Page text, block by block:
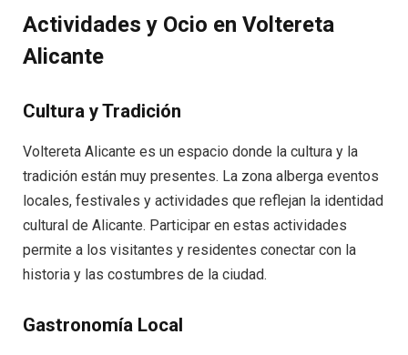
Actividades y Ocio en Voltereta
Alicante
Cultura y Tradición
Voltereta Alicante es un espacio donde la cultura y la
tradición están muy presentes. La zona alberga eventos
locales, festivales y actividades que reflejan la identidad
cultural de Alicante. Participar en estas actividades
permite a los visitantes y residentes conectar con la
historia y las costumbres de la ciudad.
Gastronomía Local